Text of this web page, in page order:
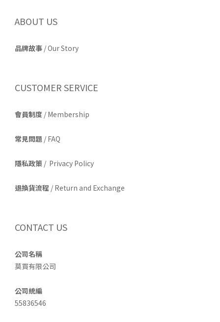
ABOUT US
品牌故事 /Our Story
CUSTOMER SERVICE
會員制度 / Membership
常見問題 / FAQ
隱私政策 / Privacy Policy
退換貨流程 / Return and Exchange
CONTACT US
公司名稱
莫買有限公司
公司統編
55836546